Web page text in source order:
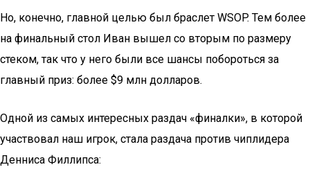
Но, конечно, главной целью был браслет WSOP. Тем более
на финальный стол Иван вышел со вторым по размеру
стеком, так что у него были все шансы побороться за
главный приз: более $9 млн долларов.
Одной из самых интересных раздач «финалки», в которой
участвовал наш игрок, стала раздача против чиплидера
Денниса Филлипса: